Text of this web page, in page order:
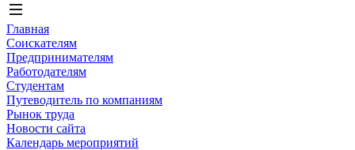
Главная
Соискателям
Предпринимателям
Работодателям
Студентам
Путеводитель по компаниям
Рынок труда
Новости сайта
Календарь мероприятий